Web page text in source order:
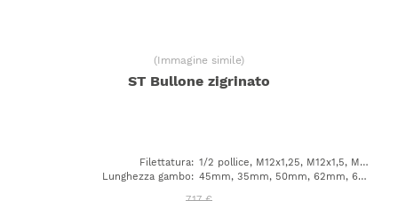
(Immagine simile)
ST Bullone zigrinato
Filettatura:
1/2 pollice, M12x1,25, M12x1,5, M14x1,5, M14x2,0, M18x1,5
Lunghezza gambo:
45mm, 35mm, 50mm, 62mm, 60mm, 65mm, 61mm, 70mm, 40mm, 59mm, 77mm